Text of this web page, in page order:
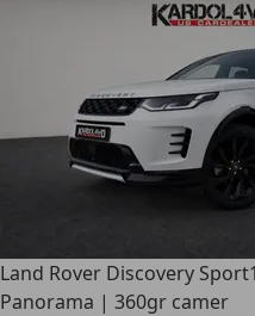
Land Rover Discovery Sport
Panorama | 360gr camer